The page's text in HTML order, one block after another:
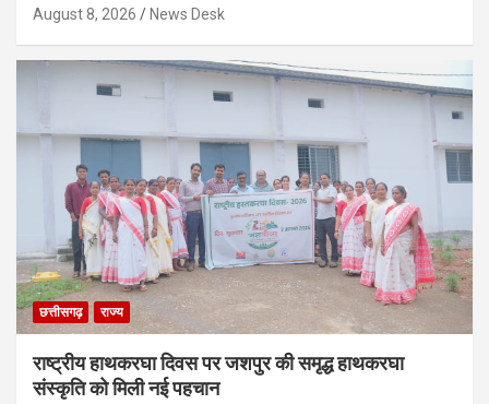
August 8, 2026 News Desk
छत्तीसगढ़ राज्य
राष्ट्रीय हाथकरघा दिवस पर जशपुर की समृद्ध हाथकरघा
संस्कृति को मिली नई पहचान